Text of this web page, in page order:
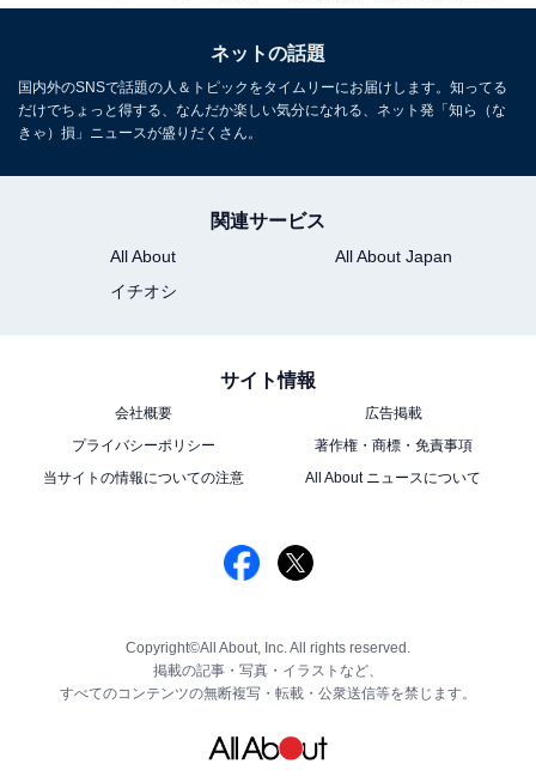
ネットの話題
国内外のSNSで話題の人＆トピックをタイムリーにお届けします。知ってる
だけでちょっと得する、なんだか楽しい気分になれる、ネット発「知ら（な
きゃ）損」ニュースが盛りだくさん。
関連サービス
All About
All About Japan
イチオシ
サイト情報
会社概要
広告掲載
プライバシーポリシー
著作権・商標・免責事項
当サイトの情報についての注意
All About ニュースについて
Copyright©All About, Inc. All rights reserved.
掲載の記事・写真・イラストなど、
すべてのコンテンツの無断複写・転載・公衆送信等を禁じます。